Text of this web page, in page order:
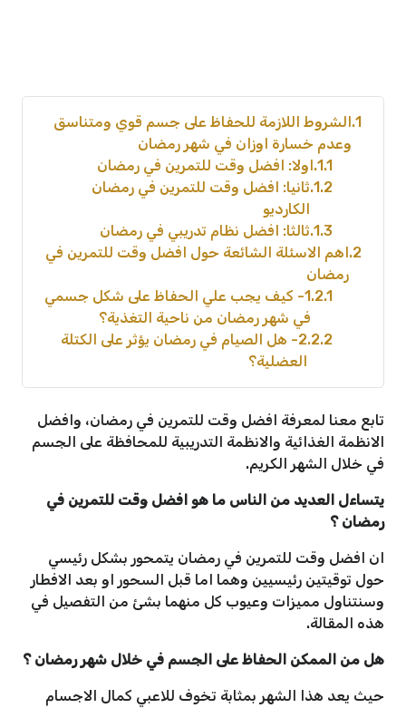
1 الشروط اللازمة للحفاظ على جسم قوي ومتناسق
وعدم خسارة اوزان في شهر رمضان
1.1 اولا: افضل وقت للتمرين في رمضان
1.2 ثانيا: افضل وقت للتمرين في رمضان
الكارديو
1.3 ثالثا: افضل نظام تدريبي في رمضان
2 اهم الاسئلة الشائعة حول افضل وقت للتمرين في
رمضان
2.1
1- كيف يجب علي الحفاظ على شكل جسمي
في شهر رمضان من ناحية التغذية؟
2.2
2- هل الصيام في رمضان يؤثر على الكتلة
العضلية؟
تابع معنا لمعرفة افضل وقت للتمرين في رمضان، وافضل
الانظمة الغذائية والانظمة التدريبية للمحافظة على الجسم
في خلال الشهر الكريم.
يتساءل العديد من الناس ما هو افضل وقت للتمرين في
رمضان ؟
ان افضل وقت للتمرين في رمضان يتمحور بشكل رئيسي
حول توقيتين رئيسيين وهما اما قبل السحور او بعد الافطار
وسنتناول مميزات وعيوب كل منهما بشئ من التفصيل في
هذه المقالة.
هل من الممكن الحفاظ على الجسم في خلال شهر رمضان ؟
حيث يعد هذا الشهر بمثابة تخوف للاعبي كمال الاجسام